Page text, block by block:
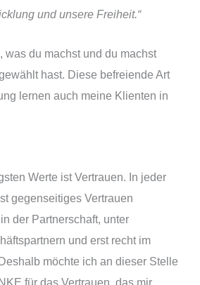
und unsere Freiheit.“
was du machst und du machst
hast. Diese befreiende Art
lernen auch meine Klienten in
Werte ist Vertrauen. In jeder
gegenseitiges Vertrauen
der Partnerschaft, unter
und erst recht im
möchte ich an dieser Stelle
für das Vertrauen, das mir